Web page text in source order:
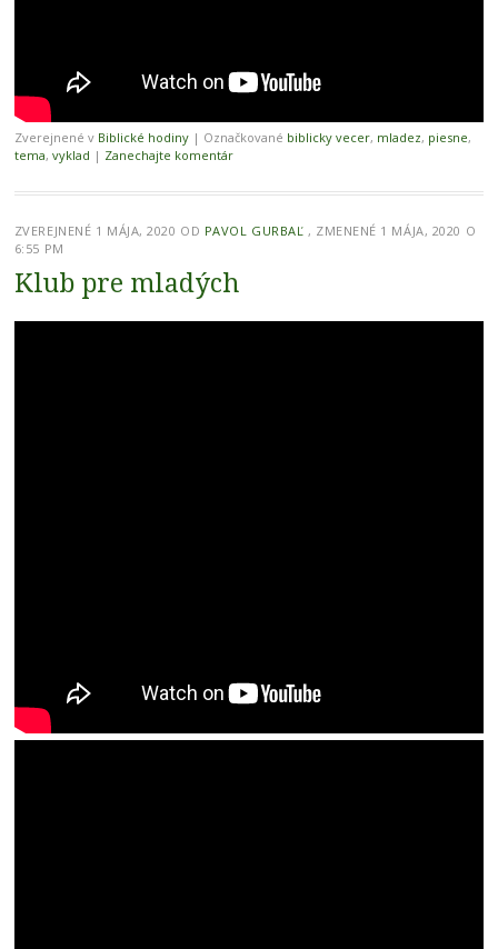
Zverejnené v Biblické hodiny | Označkované biblicky vecer, mladez, piesne,
tema, vyklad | Zanechajte komentár
ZVEREJNENÉ 1 MÁJA, 2020 OD PAVOL GURBAĽ , ZMENENÉ 1 MÁJA, 2020 O
6:55 PM
Klub pre mladých